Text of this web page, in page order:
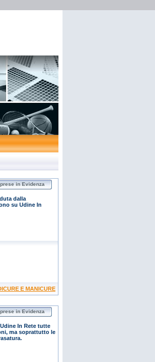
in Evidenza
dalla
su Udine In
E MANICURE
in Evidenza
In Rete tutte
ma soprattutto le